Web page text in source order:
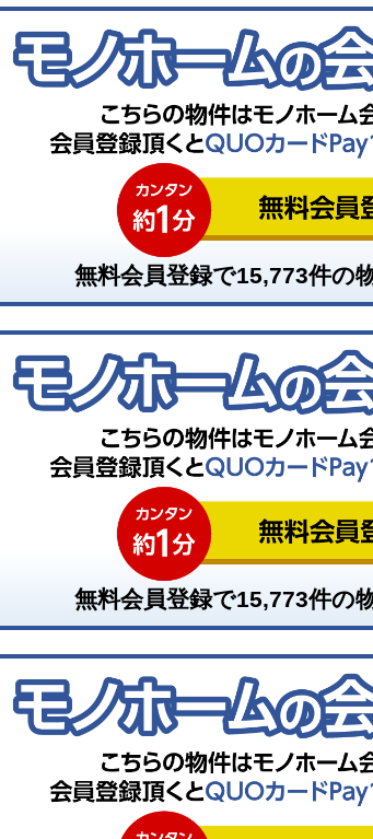
無料会員登録で15,773件の
無料会員登録で15,773件の